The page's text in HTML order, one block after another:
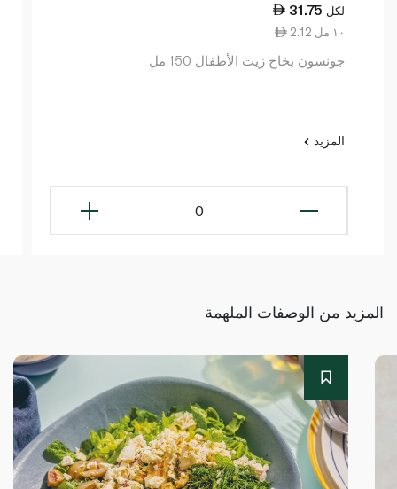
31.75 لكل
2.12 ١٠ مل
جونسون بخاخ زيت الأطفال 150 مل
المزيد
0
المزيد من الوصفات الملهمة